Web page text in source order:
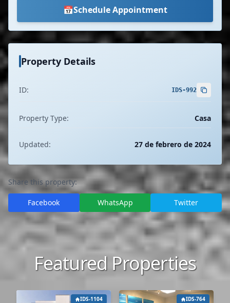
📅Schedule Appointment
Property Details
ID: IDS-992
Property Type: Casa
Updated: 27 de febrero de 2024
Share this property:
Facebook WhatsApp Twitter
Featured Properties
IDS-1104 IDS-764